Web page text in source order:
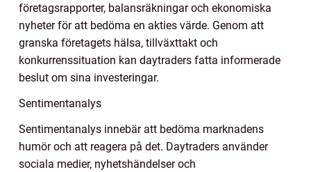
företagsrapporter, balansräkningar och ekonomiska
nyheter för att bedöma en akties värde. Genom att
granska företagets hälsa, tillväxttakt och
konkurrenssituation kan daytraders fatta informerade
beslut om sina investeringar.
Sentimentanalys
Sentimentanalys innebär att bedöma marknadens
humör och att reagera på det. Daytraders använder
sociala medier, nyhetshändelser och